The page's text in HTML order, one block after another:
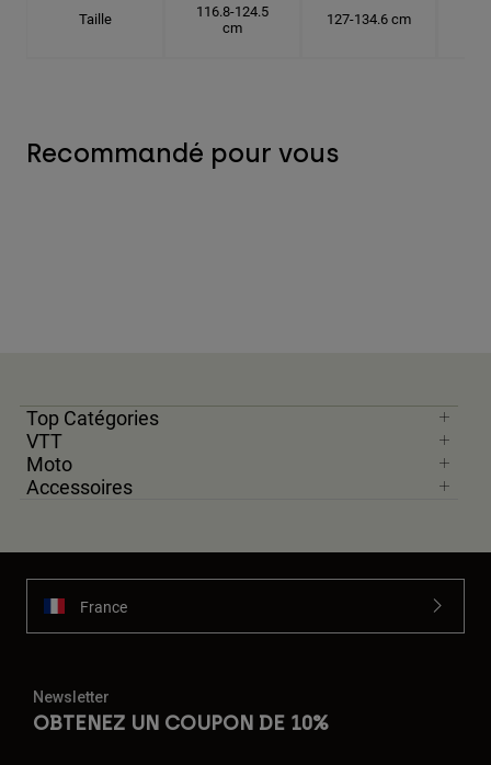
Taille
116.8-124.5
cm
127-134.6 cm
Recommandé pour vous
Top Catégories
VTT
Moto
Accessoires
France
Newsletter
OBTENEZ UN COUPON DE 10%